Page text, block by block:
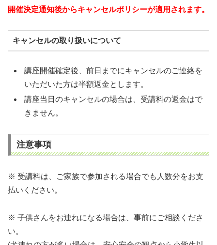
開催決定通知後からキャンセルポリシーが適用されます。
キャンセルの取り扱いについて
講座開催確定後、前日までにキャンセルのご連絡を
いただいた方は半額返金とします。
講座当日のキャンセルの場合は、受講料の返金はで
きません。
注意事項
※ 受講料は、ご家族で参加される場合でも人数分をお支
払いください。
※ 子供さんをお連れになる場合は、事前にご相談くださ
い。